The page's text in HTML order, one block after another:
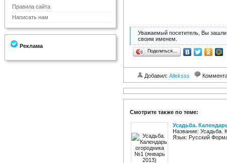
Правила сайта
Написать нам
Реклама
Уважаемый посетитель, Вы зашли
своим именем.
Поделиться…
Добавил: Alleksss
Смотрите также по теме:
Усадьба.
Название: Усадьба.
Язык: Русский